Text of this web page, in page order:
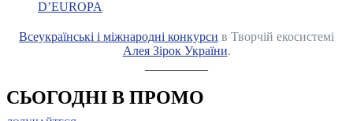
Всеукраїнські і міжнародні конкурси в Творчій екосистемі
Алея Зірок України.
СЬОГОДНІ В ПРОМО